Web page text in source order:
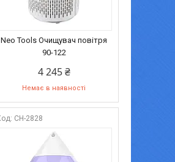
Neo Tools Очищувач повітря
90-122
4 245 ₴
Немає в наявності
CH-2828